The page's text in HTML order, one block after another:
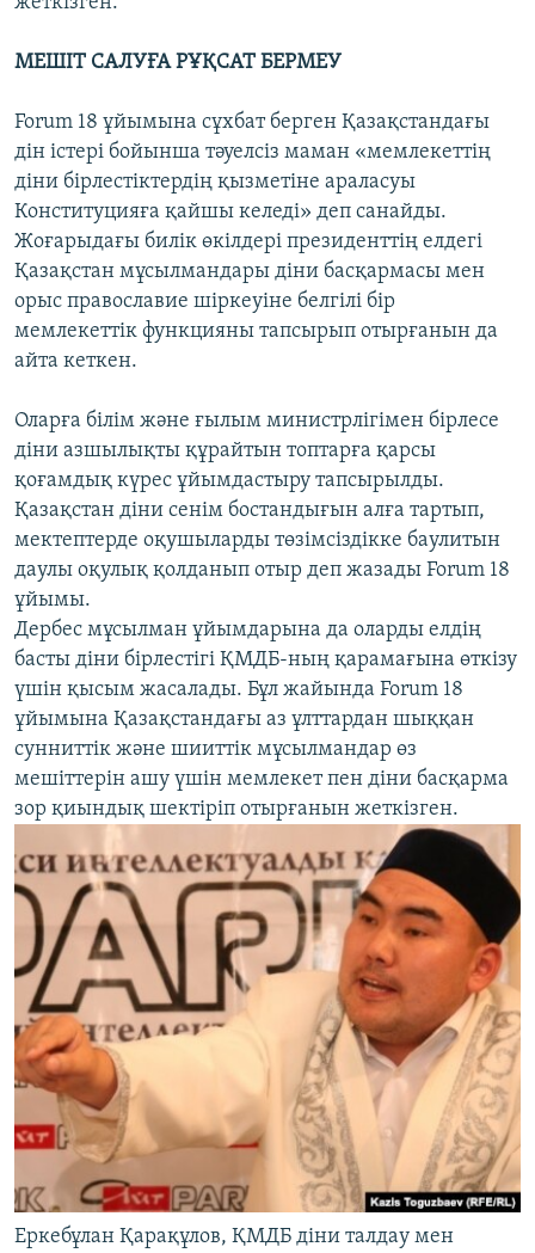
МЕШІТ САЛУҒА РҰҚСАТ БЕРМЕУ
Forum 18 ұйымына сұхбат берген Қазақстандағы
дін істері бойынша тәуелсіз маман «мемлекеттің
діни бірлестіктердің қызметіне араласуы
Конституцияға қайшы келеді» деп санайды.
Жоғарыдағы билік өкілдері президенттің елдегі
Қазақстан мұсылмандары діни басқармасы мен
орыс православие шіркеуіне белгілі бір
мемлекеттік функцияны тапсырып отырғанын да
айта кеткен.
Оларға білім және ғылым министрлігімен бірлесе
діни азшылықты құрайтын топтарға қарсы
қоғамдық күрес ұйымдастыру тапсырылды.
Қазақстан діни сенім бостандығын алға тартып,
мектептерде оқушыларды төзімсіздікке баулитын
даулы оқулық қолданып отыр деп жазады Forum 18
ұйымы.
Дербес мұсылман ұйымдарына да оларды елдің
басты діни бірлестігі ҚМДБ-ның қарамағына өткізу
үшін қысым жасалады. Бұл жайында Forum 18
ұйымына Қазақстандағы аз ұлттардан шыққан
сунниттік және шииттік мұсылмандар өз
мешіттерін ашу үшін мемлекет пен діни басқарма
зор қиындық шектіріп отырғанын жеткізген.
Еркебұлан Қарақұлов, ҚМДБ діни талдау мен